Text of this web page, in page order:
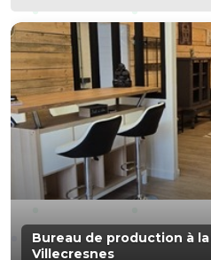
Bureau de production à
Villecresnes